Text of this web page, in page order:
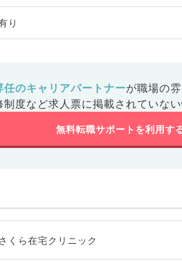
り
任のキャリアパートナーが職場の
制度など求人票に掲載されていな
無料転職サポートを利用す
さくら在宅クリニック